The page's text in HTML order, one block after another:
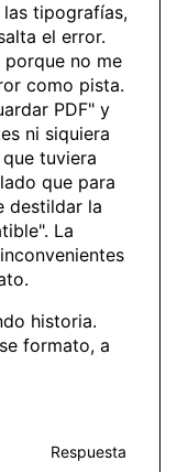
tipografías,
el error.
no me
como pista.
PDF" y
ni siquiera
tuviera
que para
destildar la
La
historia.
formato, a
Respuesta